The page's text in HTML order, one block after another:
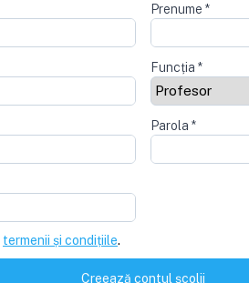
Prenume *
Funcția *
Parola *
termenii și condițiile.
Creează contul școlii